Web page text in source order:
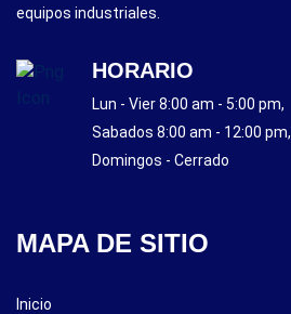
equipos industriales.
HORARIO
Lun - Vier 8:00 am - 5:00 pm,
Sabados 8:00 am - 12:00 pm,
Domingos - Cerrado
MAPA DE SITIO
Inicio